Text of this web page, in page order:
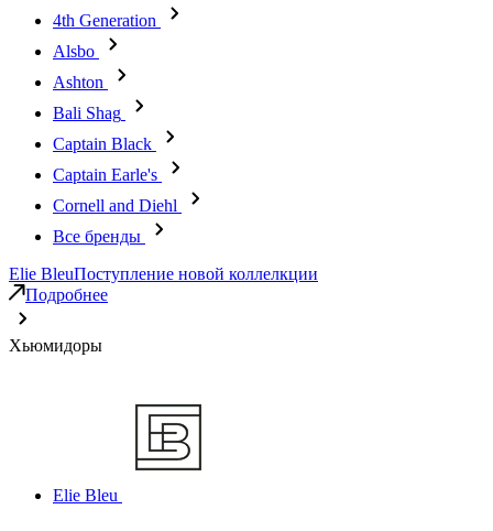
4th Generation
Alsbo
Ashton
Bali Shag
Captain Black
Captain Earle's
Cornell and Diehl
Все бренды
Elie BleuПоступление новой коллелкции
Подробнее
Хьюмидоры
Elie Bleu